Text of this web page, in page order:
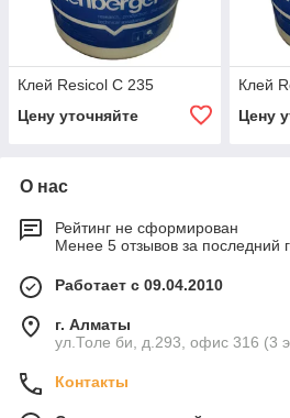
Клей Resicol C 235
Цену уточняйте
Клей
Цену
О нас
Рейтинг не сформирован
Менее 5 отзывов за последний
Работает с 09.04.2010
г. Алматы
ул.Толе би, д.293, офис 316 (3
Контакты